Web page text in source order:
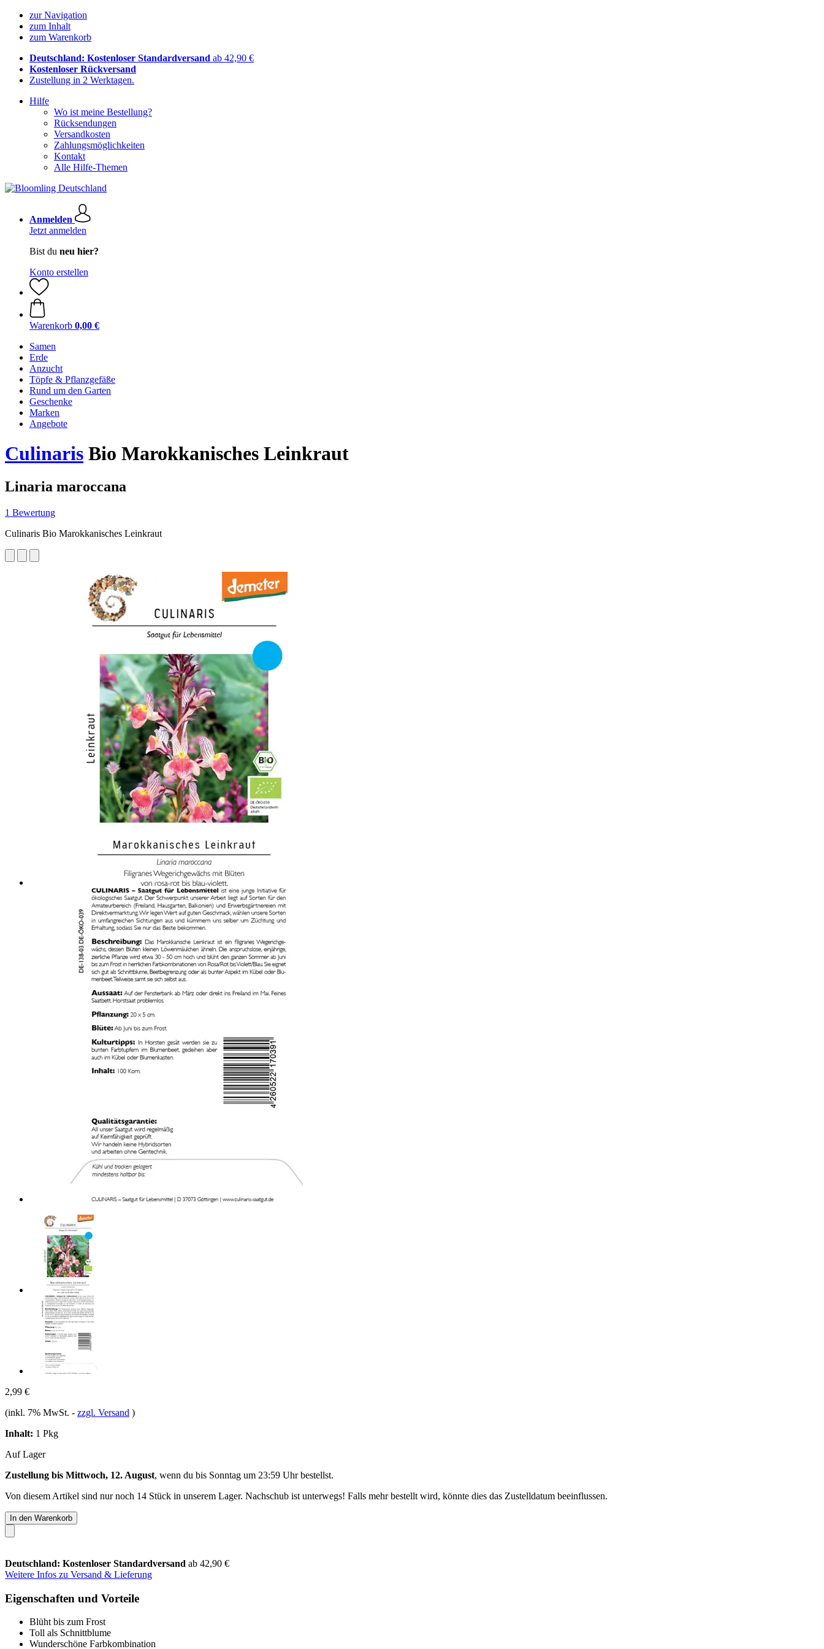
zur Navigation
zum Inhalt
zum Warenkorb
Deutschland: Kostenloser Standardversand ab 42,90 €
Kostenloser Rückversand
Zustellung in 2 Werktagen.
Hilfe
Wo ist meine Bestellung?
Rücksendungen
Versandkosten
Zahlungsmöglichkeiten
Kontakt
Alle Hilfe-Themen
Anmelden
Jetzt anmelden
Bist du neu hier?
Konto erstellen
Warenkorb 0,00 €
Samen
Erde
Anzucht
Töpfe & Pflanzgefäße
Rund um den Garten
Geschenke
Marken
Angebote
Culinaris Bio Marokkanisches Leinkraut
Linaria maroccana
1 Bewertung
Culinaris Bio Marokkanisches Leinkraut
2,99 €
(inkl. 7% MwSt. - zzgl. Versand )
Inhalt: 1 Pkg
Auf Lager
Zustellung bis Mittwoch, 12. August, wenn du bis Sonntag um 23:59 Uhrbestellst.
Von diesem Artikel sind nur noch 14 Stück in unserem Lager. Nachschub ist unterwegs! Falls mehr bestellt wird, könnte dies das Zustelldatum beeinflussen.
In den Warenkorb
Deutschland: Kostenloser Standardversand ab 42,90 €
Weitere Infos zu Versand & Lieferung
Eigenschaften und Vorteile
Blüht bis zum Frost
Toll als Schnittblume
Wunderschöne Farbkombination